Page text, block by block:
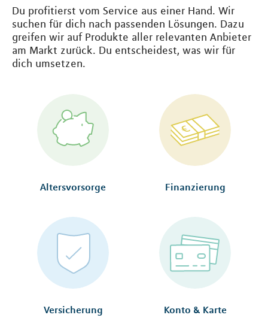
Du profitierst vom Service aus einer Hand. Wir
suchen für dich nach passenden Lösungen. Dazu
greifen wir auf Produkte aller relevanten Anbieter
am Markt zurück. Du entscheidest, was wir für
dich umsetzen.
Altersvorsorge Finanzierung
Versicherung Konto & Karte